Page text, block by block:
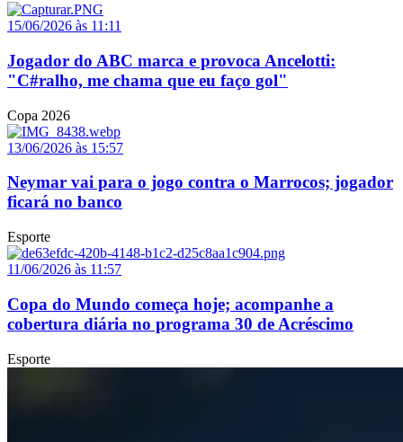
15/06/2026 às 11:11
Jogador do ABC marca e provoca Ancelotti:
"C#ralho, me chama que eu faço gol"
Copa 2026
13/06/2026 às 15:57
Neymar vai para o jogo contra o Marrocos; jogador
ficará no banco
Esporte
11/06/2026 às 11:57
Copa do Mundo começa hoje; acompanhe a
cobertura diária no programa 30 de Acréscimo
Esporte